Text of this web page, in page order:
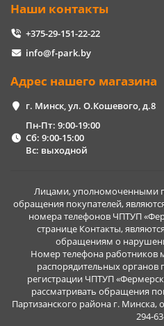
Наши контакты
+375-29-151-22-22
info@f-park.by
Адрес нашего магазина
г. Минск, ул. О.Кошевого, д.8
Пн-Пт: 9:00-19:00
Сб: 9:00-15:00
Вс: выходной
Лицами, уполномоченными
обращения покупателей,
номера телефонов ЧПТУП
странице Контакты,
обращениям о
Номер телефона работников
распорядительных органов
регистрации ЧПТУП
рассматривать обращения
Партизанского района г. Минска,
294-